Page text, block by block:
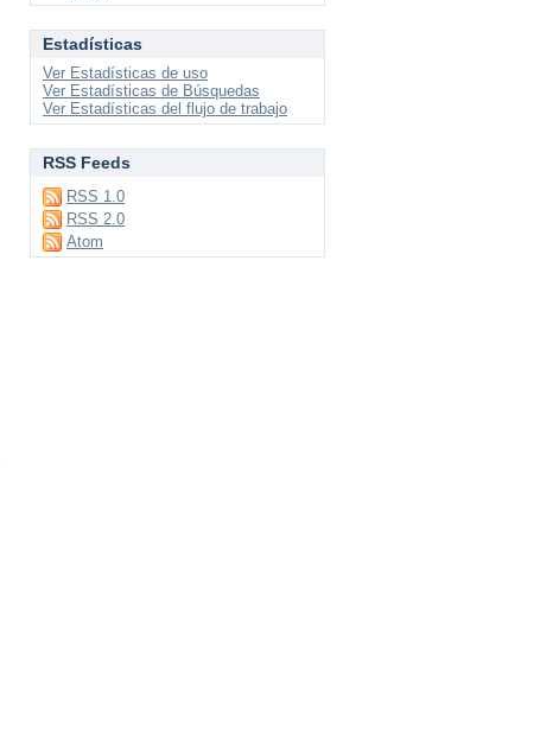
Estadísticas
Ver Estadísticas de uso
Ver Estadísticas de Búsquedas
Ver Estadísticas del flujo de trabajo
RSS Feeds
RSS 1.0
RSS 2.0
Atom